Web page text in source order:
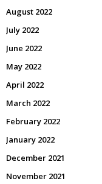
August 2022
July 2022
June 2022
May 2022
April 2022
March 2022
February 2022
January 2022
December 2021
November 2021